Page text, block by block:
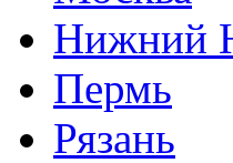
Нижний
Пермь
Рязань